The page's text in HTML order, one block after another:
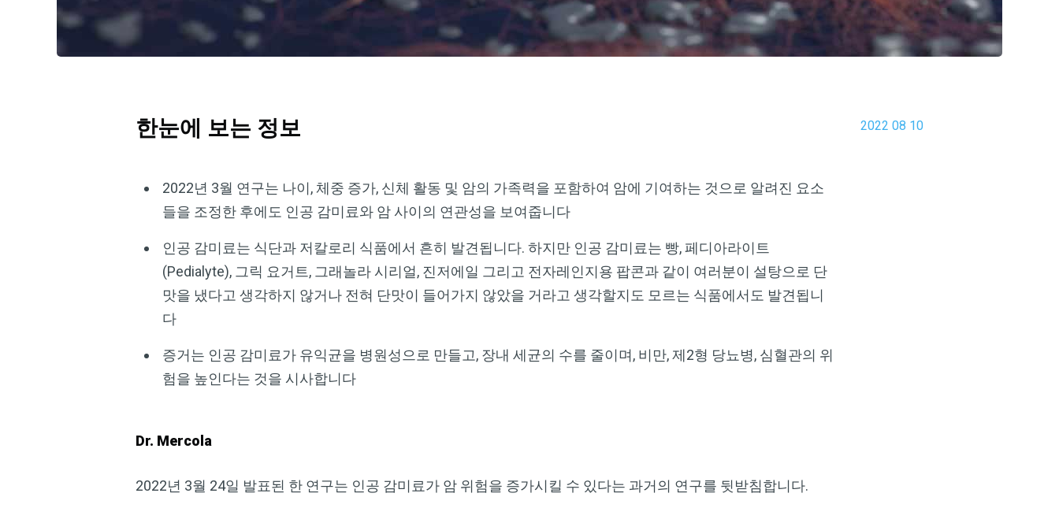
2022 08 10
한눈에 보는 정보
2022년 3월 연구는 나이, 체중 증가, 신체 활동 및 암의 가족력을 포함하여 암에 기여하는 것으로 알려진 요소
들을 조정한 후에도 인공 감미료와 암 사이의 연관성을 보여줍니다
인공 감미료는 식단과 저칼로리 식품에서 흔히 발견됩니다. 하지만 인공 감미료는 빵, 페디아라이트
(Pedialyte), 그릭 요거트, 그래놀라 시리얼, 진저에일 그리고 전자레인지용 팝콘과 같이 여러분이 설탕으로 단
맛을 냈다고 생각하지 않거나 전혀 단맛이 들어가지 않았을 거라고 생각할지도 모르는 식품에서도 발견됩니
다
증거는 인공 감미료가 유익균을 병원성으로 만들고, 장내 세균의 수를 줄이며, 비만, 제2형 당뇨병, 심혈관의 위
험을 높인다는 것을 시사합니다
Dr. Mercola
2022년 3월 24일 발표된 한 연구는 인공 감미료가 암 위험을 증가시킬 수 있다는 과거의 연구를 뒷받침합니다.